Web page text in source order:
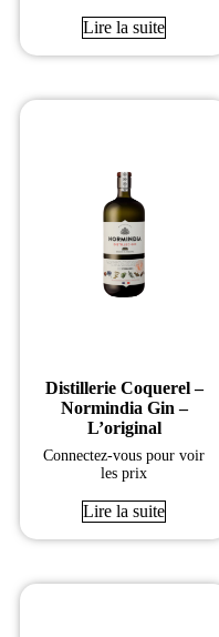
Lire la suite
Distillerie Coquerel –
Normindia Gin –
L’original
Connectez-vous pour voir
les prix
Lire la suite